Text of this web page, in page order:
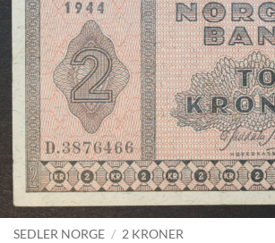
SEDLER NORGE / 2 KRONER